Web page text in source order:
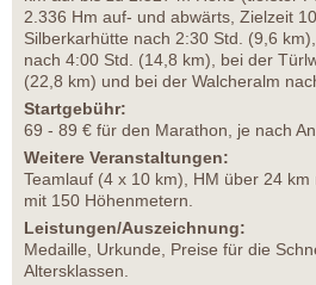
2.336 Hm auf- und abwärts, Zielzeit
Silberkarhütte nach 2:30 Std. (9,6
nach 4:00 Std. (14,8 km), bei der
(22,8 km) und bei der Walcheralm
Startgebühr:
69 - 89 € für den Marathon, je nach
Weitere Veranstaltungen:
Teamlauf (4 x 10 km), HM über 24
mit 150 Höhenmetern.
Leistungen/Auszeichnung:
Medaille, Urkunde, Preise für die
Altersklassen.